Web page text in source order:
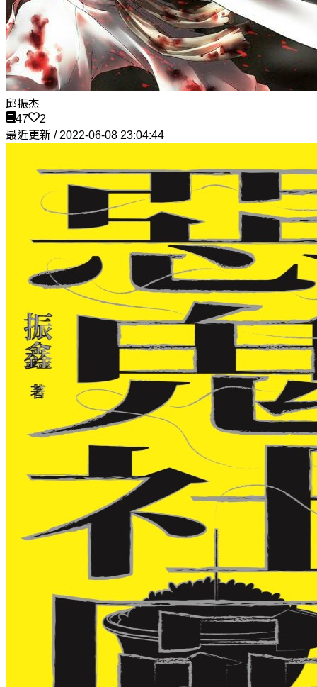
邱振杰
47
2
最近更新 / 2022-06-08 23:04:44